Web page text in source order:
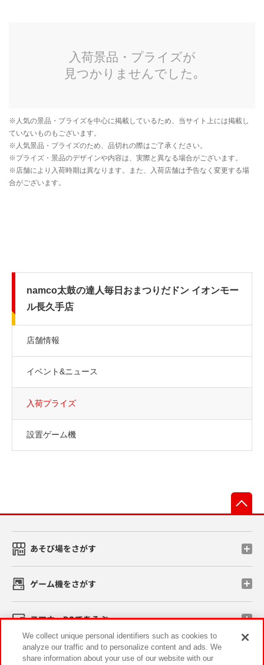
namco太鼓の達人毎日おまつりだドン イオンモー
ル長久手店
店舗情報
イベント&ニュース
入荷プライズ
設置ゲーム機
あそび場をさがす
ゲーム機をさがす
スマホ・PCであそぶ
イベント・キャンペーン
We collect unique personal identifiers such as cookies to
analyze our traffic and to personalize content and ads. We
share information about your use of our website with our